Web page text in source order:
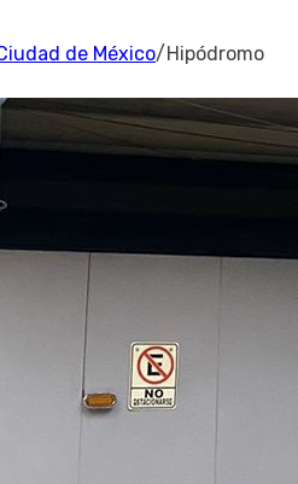
de México/ Hipódromo